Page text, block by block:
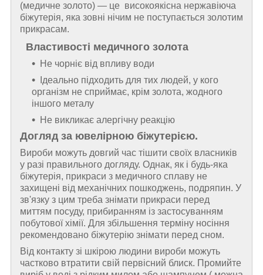
(медичне золото) — це високоякісна нержавіюча
біжутерія, яка зовні нічим не поступається золотим
прикрасам.
Властивості медичного золота
Не чорніє від впливу води
Ідеально підходить для тих людей, у кого
організм не сприймає, крім золота, жодного
іншого металу
Не викликає алергічну реакцію
Догляд за ювелірною біжутерією.
Вироби можуть довгий час тішити своїх власників
у разі правильного догляду. Однак, як і будь-яка
біжутерія, прикраси з медичного сплаву не
захищені від механічних пошкоджень, подряпин. У
зв'язку з цим треба знімати прикраси перед
миттям посуду, прибиранням із застосуванням
побутової хімії. Для збільшення терміну носіння
рекомендовано біжутерію знімати перед сном.
Від контакту зі шкірою людини вироби можуть
частково втратити свій первісний блиск. Промийте